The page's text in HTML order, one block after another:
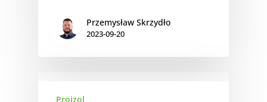
Przemysław Skrzydło
2023-09-20
Proizol